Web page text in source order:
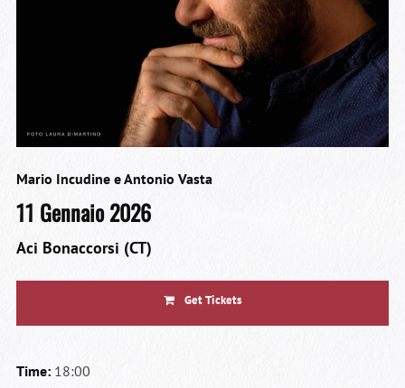
Mario Incudine e Antonio Vasta
11 Gennaio 2026
Aci Bonaccorsi (CT)
Get Tickets
Time:18:00